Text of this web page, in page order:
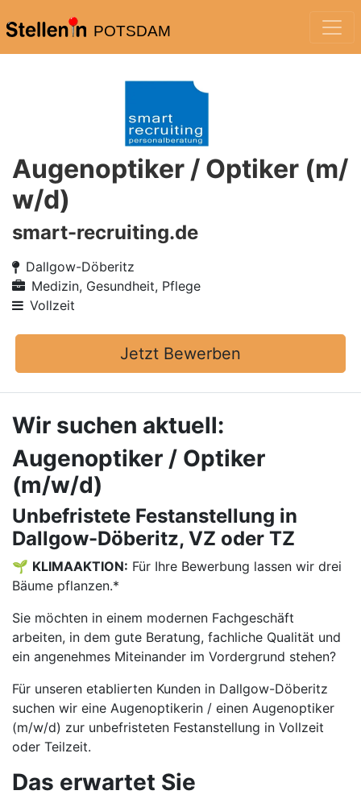
POTSDAM
Augenoptiker / Optiker (m/
w/d)
smart-recruiting.de
Dallgow-Döberitz
Medizin, Gesundheit, Pflege
Vollzeit
Jetzt Bewerben
Wir suchen aktuell:
Augenoptiker / Optiker
(m/w/d)
Unbefristete Festanstellung in
Dallgow-Döberitz, VZ oder TZ
🌱 KLIMAAKTION: Für Ihre Bewerbung lassen wir drei
Bäume pflanzen.*
Sie möchten in einem modernen Fachgeschäft
arbeiten, in dem gute Beratung, fachliche Qualität und
ein angenehmes Miteinander im Vordergrund stehen?
Für unseren etablierten Kunden in Dallgow-Döberitz
suchen wir eine Augenoptikerin / einen Augenoptiker
(m/w/d) zur unbefristeten Festanstellung in Vollzeit
oder Teilzeit.
Das erwartet Sie